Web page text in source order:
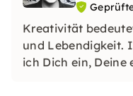
Kreativität
und Lebendigkeit.
ich Dich ein, Deine